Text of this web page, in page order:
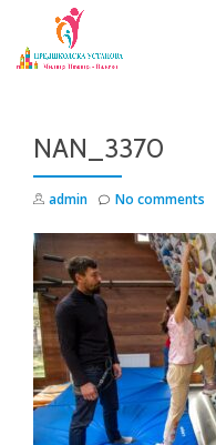
Skip
NAN_3370
admin No comments